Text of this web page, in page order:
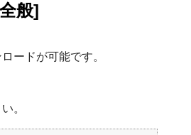
般]
ードが可能です。
。